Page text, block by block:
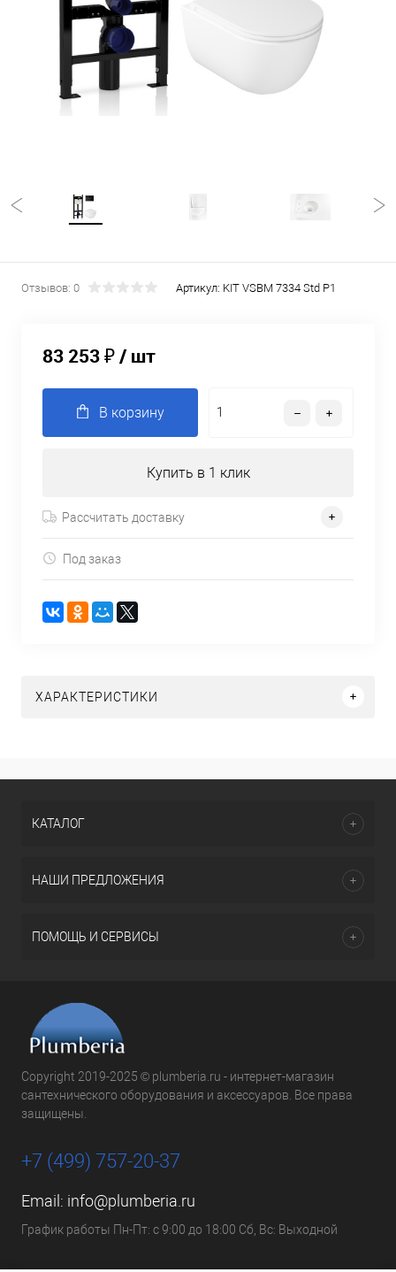
Отзывов: 0 Артикул: KIT VSBM 7334 Std P1
83 253 ₽/ шт
В корзину
Купить в 1 клик
Рассчитать доставку
Под заказ
ХАРАКТЕРИСТИКИ
КАТАЛОГ
НАШИ ПРЕДЛОЖЕНИЯ
ПОМОЩЬ И СЕРВИСЫ
Copyright 2019-2025 © plumberia.ru - интернет-магазин
сантехнического оборудования и аксессуаров. Все права
защищены.
+7 (499) 757-20-37
Email: info@plumberia.ru
График работы Пн-Пт: с 9:00 до 18:00 Сб, Вс: Выходной